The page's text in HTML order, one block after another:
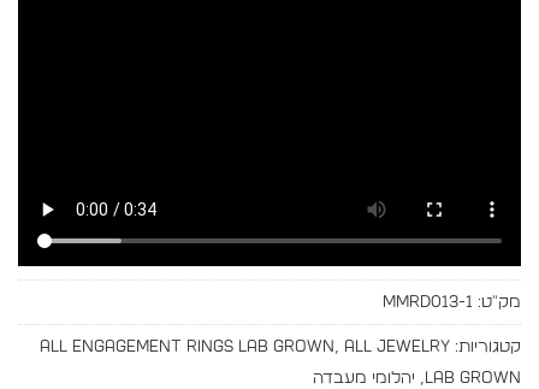
מק"ט: MMRD013-1
קטגוריות: All Engagement Rings Lab Grown
All Jewelry
Lab Grown
יהלומי מעבדה